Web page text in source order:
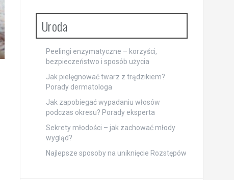
Uroda
Peelingi enzymatyczne – korzyści,
bezpieczeństwo i sposób użycia
Jak pielęgnować twarz z trądzikiem?
Porady dermatologa
Jak zapobiegać wypadaniu włosów
podczas okresu? Porady eksperta
Sekrety młodości – jak zachować młody
wygląd?
Najlepsze sposoby na uniknięcie Rozstępów